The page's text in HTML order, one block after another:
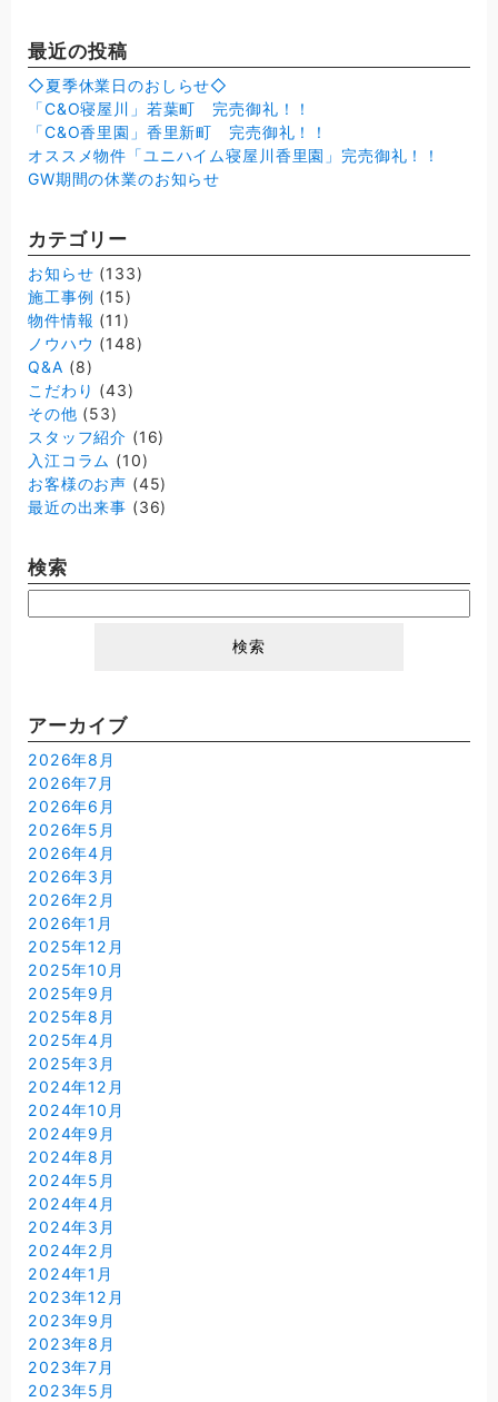
最近の投稿
◇夏季休業日のおしらせ◇
「C&O寝屋川」若葉町 完売御礼！！
「C&O香里園」香里新町 完売御礼！！
オススメ物件「ユニハイム寝屋川香里園」完売御礼！！
GW期間の休業のお知らせ
カテゴリー
お知らせ (133)
施工事例 (15)
物件情報 (11)
ノウハウ (148)
Q&A (8)
こだわり (43)
その他 (53)
スタッフ紹介 (16)
入江コラム (10)
お客様のお声 (45)
最近の出来事 (36)
検索
索:
アーカイブ
2026年8月
2026年7月
2026年6月
2026年5月
2026年4月
2026年3月
2026年2月
2026年1月
2025年12月
2025年10月
2025年9月
2025年8月
2025年4月
2025年3月
2024年12月
2024年10月
2024年9月
2024年8月
2024年5月
2024年4月
2024年3月
2024年2月
2024年1月
2023年12月
2023年9月
2023年8月
2023年7月
2023年5月